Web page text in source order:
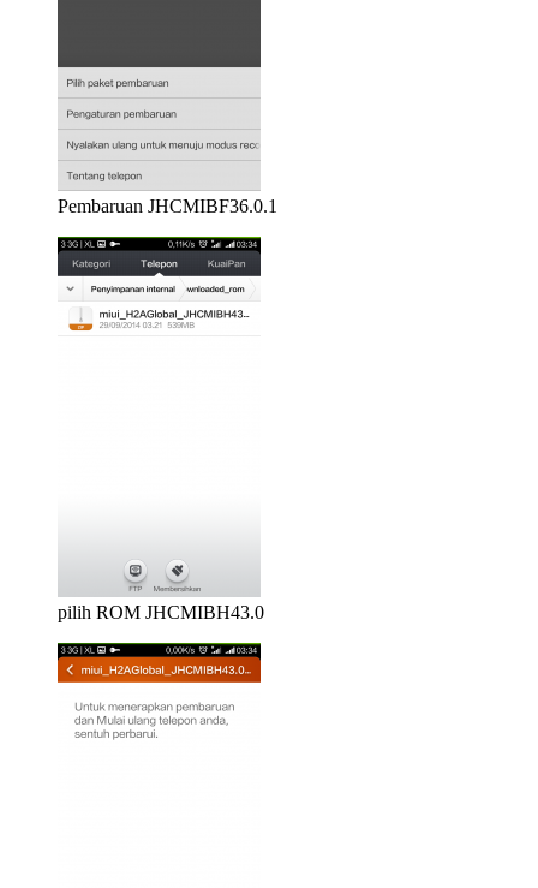
Pembaruan JHCMIBF36.0.1
pilih ROM JHCMIBH43.0